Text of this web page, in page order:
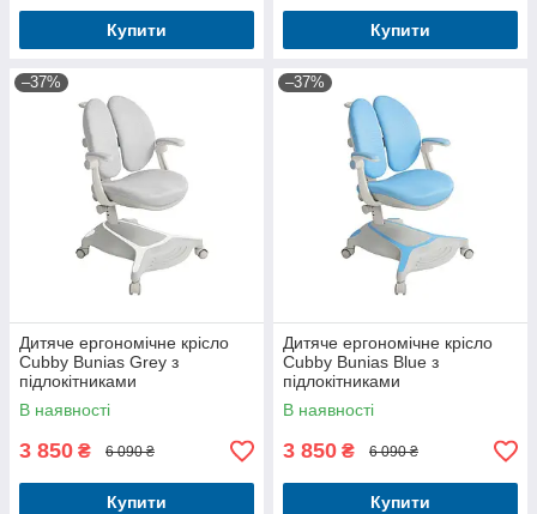
Купити Купити
–37%
Дитяче ергономічне крісло
Cubby Bunias Grey з
підлокітниками
В наявності
3 850 ₴ 6 090 ₴
Купити
–37%
Дитяче ергономічне крісло
Cubby Bunias Blue з
підлокітниками
В наявності
3 850 ₴ 6 090 ₴
Купити